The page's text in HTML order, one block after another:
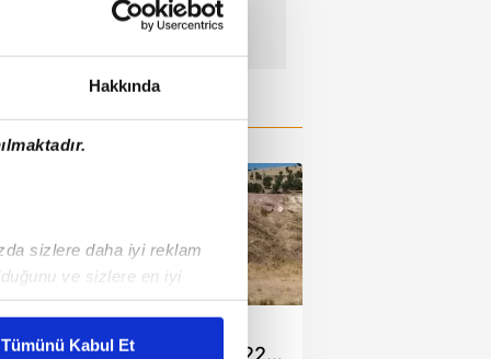
Hakkında
sizlere daha iyi reklam
ve sizlere en iyi
karşılamak
Tümünü Kabul Et
00:48
şarampole devrildi: 22